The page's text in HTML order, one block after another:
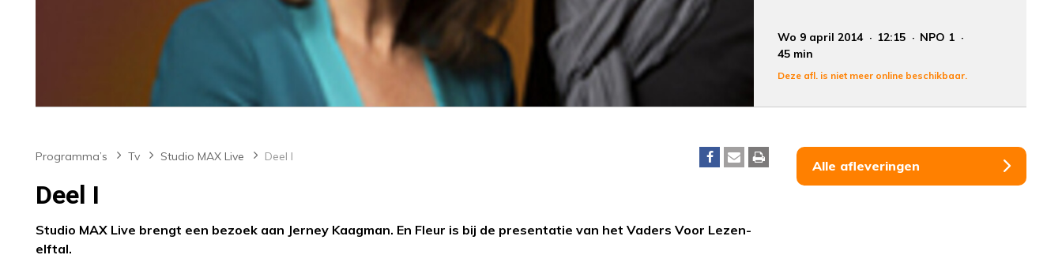
Wo 9 april 2014 12:15
NPO 1
45 min
Deze afl. is niet meer online beschikbaar.
Programma’s Tv Studio MAX Live Deel I
Deel I
Studio MAX Live brengt een bezoek aan Jerney Kaagman. En Fleur is bij de presentatie van het Vaders Voor Lezen-
elftal.
Alle afleveringen